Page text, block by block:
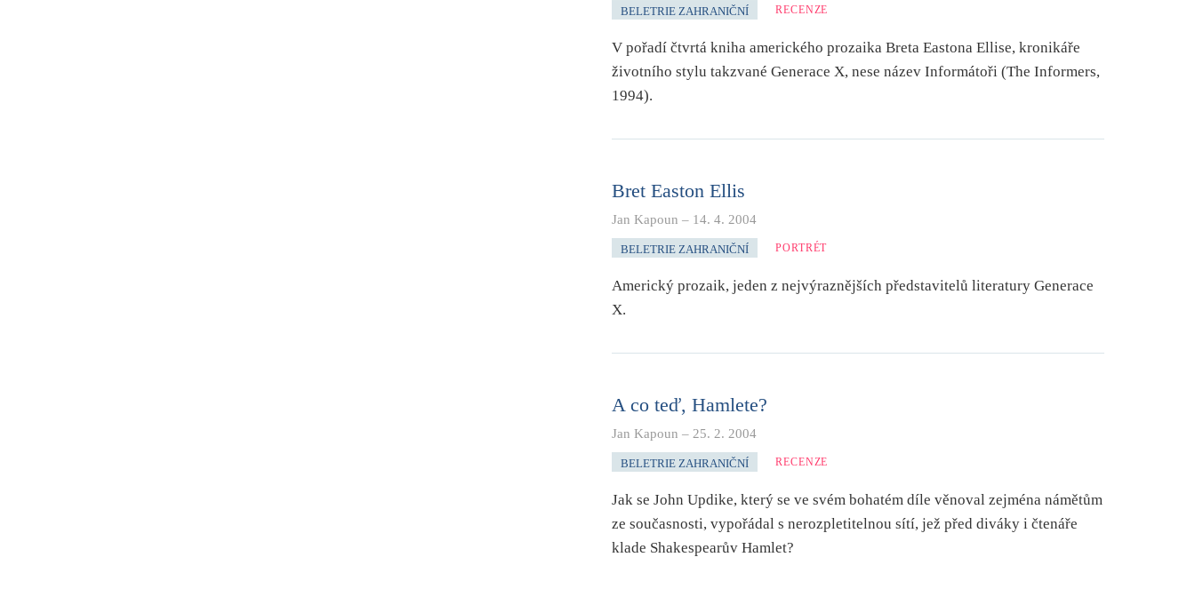
BELETRIE ZAHRANIČNÍ RECENZE
V pořadí čtvrtá kniha amerického prozaika Breta Eastona Ellise, kronikáře
životního stylu takzvané Generace X, nese název Informátoři (The Informers,
1994).
Bret Easton Ellis
Jan Kapoun – 14. 4. 2004
BELETRIE ZAHRANIČNÍ PORTRÉT
Americký prozaik, jeden z nejvýraznějších představitelů literatury Generace
X.
A co teď, Hamlete?
Jan Kapoun – 25. 2. 2004
BELETRIE ZAHRANIČNÍ RECENZE
Jak se John Updike, který se ve svém bohatém díle věnoval zejména námětům
ze současnosti, vypořádal s nerozpletitelnou sítí, jež před diváky i čtenáře
klade Shakespearův Hamlet?